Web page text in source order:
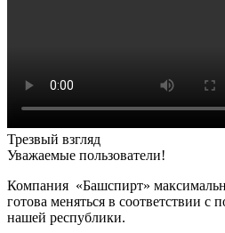
Трезвый взгляд
Уважаемые пользователи!
Компания «Башспирт»
готова меняться в соответствии с
нашей республики.